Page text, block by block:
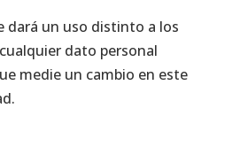
dará un uso distinto a los
dato personal
medie un cambio en este